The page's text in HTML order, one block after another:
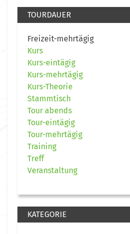
TOURDAUER
Freizeit-mehrtägig
Kurs
Kurs-eintägig
Kurs-mehrtägig
Kurs-Theorie
Stammtisch
Tour abends
Tour-eintägig
Tour-mehrtägig
Training
Treff
Veranstaltung
KATEGORIE